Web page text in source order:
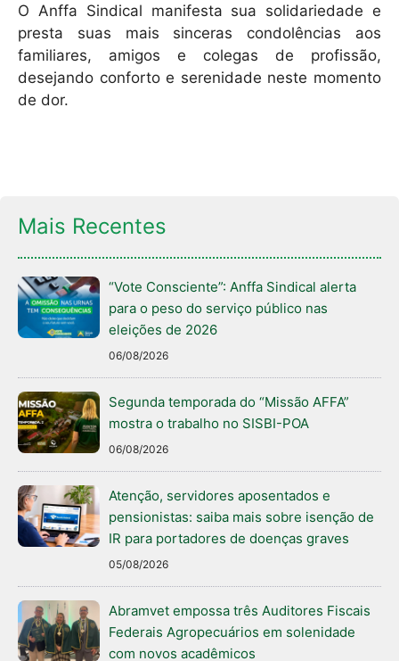
O Anffa Sindical manifesta sua solidariedade e
presta suas mais sinceras condolências aos
familiares, amigos e colegas de profissão,
desejando conforto e serenidade neste momento
de dor.
Mais Recentes
“Vote Consciente”: Anffa Sindical alerta
para o peso do serviço público nas
eleições de 2026
06/08/2026
Segunda temporada do “Missão AFFA”
mostra o trabalho no SISBI-POA
06/08/2026
Atenção, servidores aposentados e
pensionistas: saiba mais sobre isenção de
IR para portadores de doenças graves
05/08/2026
Abramvet empossa três Auditores Fiscais
Federais Agropecuários em solenidade
com novos acadêmicos